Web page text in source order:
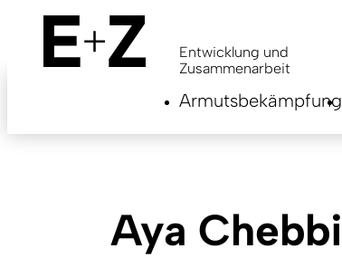
content
Entwicklung und
Zusammenarbeit
Armutsbekämpfung
Aya Chebbi